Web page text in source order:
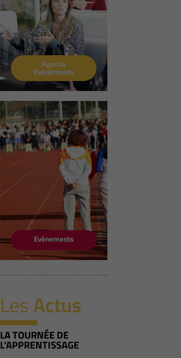
Agenda
Evènements
Evènements
LesActus
LA TOURNÉE DE
L’APPRENTISSAGE